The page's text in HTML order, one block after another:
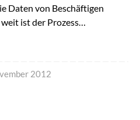
Daten von Beschäftigen
ist der Prozess…
2012